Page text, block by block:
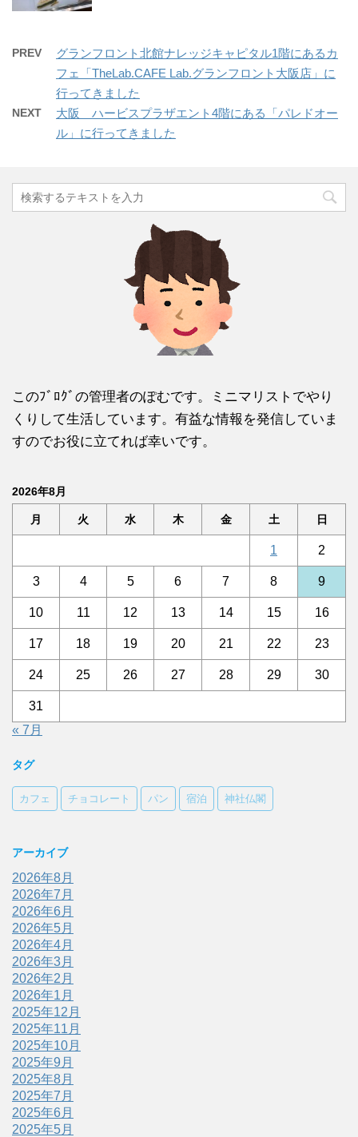
PREV
グランフロント北館ナレッジキャピタル1階にあるカ
フェ「TheLab.CAFE Lab.グランフロント大阪店」に
行ってきました
NEXT
大阪 ハービスプラザエント4階にある「パレドオー
ル」に行ってきました
このﾌﾞﾛｸﾞの管理者のぽむです。ミニマリストでやり
くりして生活しています。有益な情報を発信していま
すのでお役に立てれば幸いです。
2026年8月
月 火 水 木 金 土 日
1 2
3 4 5 6 7 8 9
10 11 12 13 14 15 16
17 18 19 20 21 22 23
24 25 26 27 28 29 30
31
« 7月
タグ
カフェ チョコレート パン 宿泊 神社仏閣
アーカイブ
2026年8月
2026年7月
2026年6月
2026年5月
2026年4月
2026年3月
2026年2月
2026年1月
2025年12月
2025年11月
2025年10月
2025年9月
2025年8月
2025年7月
2025年6月
2025年5月